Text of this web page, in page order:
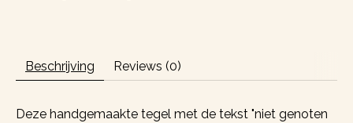
Beschrijving Reviews (0)
Deze handgemaakte tegel met de tekst "niet genoten